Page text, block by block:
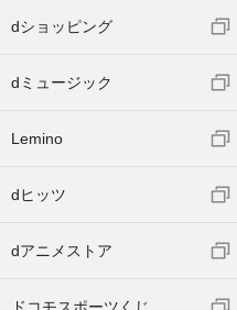
dショッピング
dミュージック
Lemino
dヒッツ
dアニメストア